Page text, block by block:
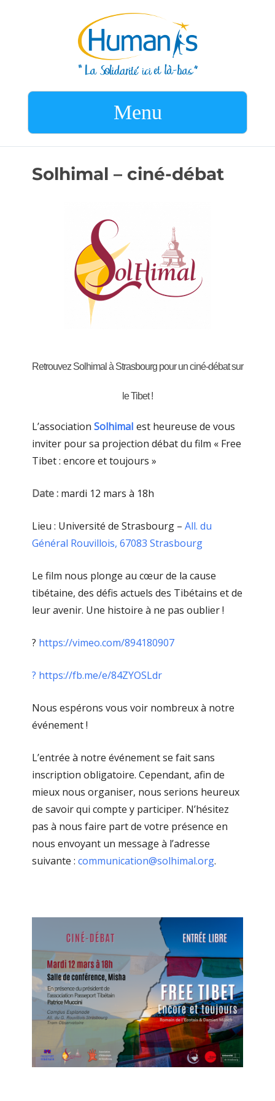
Menu
Solhimal – ciné-débat
Retrouvez Solhimal à Strasbourg pour un ciné-débat sur
le Tibet !
L’association Solhimal est heureuse de vous
inviter pour sa projection débat du film « Free
Tibet : encore et toujours »
Date : mardi 12 mars à 18h
Lieu : Université de Strasbourg – All. du
Général Rouvillois, 67083 Strasbourg
Le film nous plonge au cœur de la cause
tibétaine, des défis actuels des Tibétains et de
leur avenir. Une histoire à ne pas oublier !
? https://vimeo.com/894180907
? https://fb.me/e/84ZYOSLdr
Nous espérons vous voir nombreux à notre
événement !
L’entrée à notre événement se fait sans
inscription obligatoire. Cependant, afin de
mieux nous organiser, nous serions heureux
de savoir qui compte y participer. N’hésitez
pas à nous faire part de votre présence en
nous envoyant un message à l’adresse
suivante : communication@solhimal.org.